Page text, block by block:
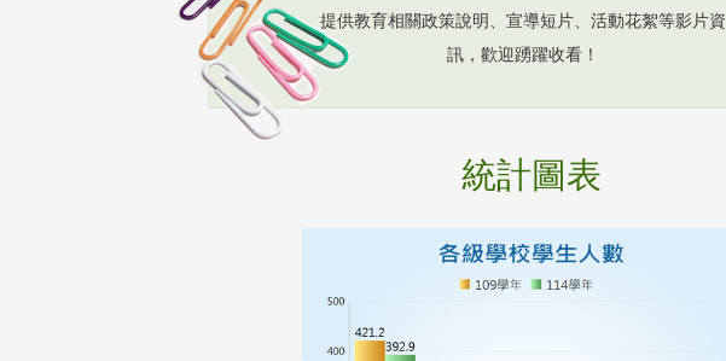
提供教育相關政策說明、宣導短片、活動花絮等影片資
訊，歡迎踴躍收看！
統計圖表